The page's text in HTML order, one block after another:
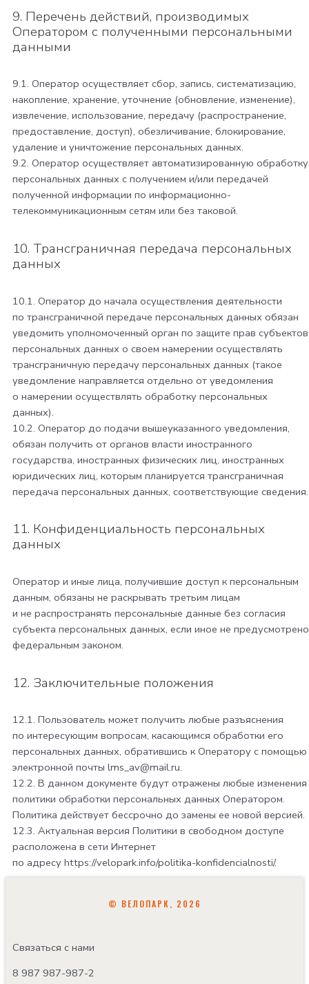
9. Перечень действий, производимых
Оператором с полученными персональными
данными
9.1. Оператор осуществляет сбор, запись, систематизацию,
накопление, хранение, уточнение (обновление, изменение),
извлечение, использование, передачу (распространение,
предоставление, доступ), обезличивание, блокирование,
удаление и уничтожение персональных данных.
9.2. Оператор осуществляет автоматизированную обработку
персональных данных с получением и/или передачей
полученной информации по информационно-
телекоммуникационным сетям или без таковой.
10. Трансграничная передача персональных
данных
10.1. Оператор до начала осуществления деятельности
по трансграничной передаче персональных данных обязан
уведомить уполномоченный орган по защите прав субъектов
персональных данных о своем намерении осуществлять
трансграничную передачу персональных данных (такое
уведомление направляется отдельно от уведомления
о намерении осуществлять обработку персональных
данных).
10.2. Оператор до подачи вышеуказанного уведомления,
обязан получить от органов власти иностранного
государства, иностранных физических лиц, иностранных
юридических лиц, которым планируется трансграничная
передача персональных данных, соответствующие сведения.
11. Конфиденциальность персональных
данных
Оператор и иные лица, получившие доступ к персональным
данным, обязаны не раскрывать третьим лицам
и не распространять персональные данные без согласия
субъекта персональных данных, если иное не предусмотрено
федеральным законом.
12. Заключительные положения
12.1. Пользователь может получить любые разъяснения
по интересующим вопросам, касающимся обработки его
персональных данных, обратившись к Оператору с помощью
электронной почты lms_av@mail.ru.
12.2. В данном документе будут отражены любые изменения
политики обработки персональных данных Оператором.
Политика действует бессрочно до замены ее новой версией.
12.3. Актуальная версия Политики в свободном доступе
расположена в сети Интернет
по адресу https://velopark.info/politika-konfidencialnosti/.
© ВЕЛОПАРК, 2026
Связаться с нами
8 987 987-987-2